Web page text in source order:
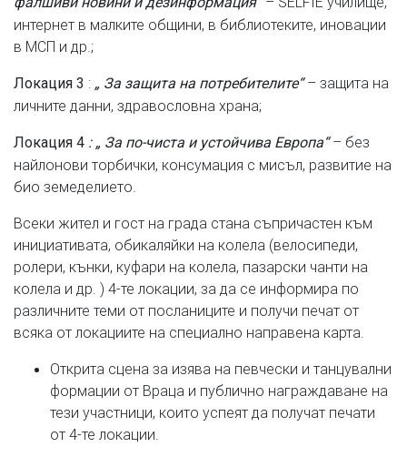
интернет в малките общини, в библиотеките, иновации
в МСП и др.;
Локация 3 : „ За защита на потребителите“– защита на
личните данни, здравословна храна;
Локация 4 : „ За по-чиста и устойчива Европа“– без
найлонови торбички, консумация с мисъл, развитие на
био земеделието.
Всеки жител и гост на града стана съпричастен към
инициативата, обикаляйки на колела (велосипеди,
ролери, кънки, куфари на колела, пазарски чанти на
колела и др. ) 4-те локации, за да се информира по
различните теми от посланиците и получи печат от
всяка от локациите на специално направена карта.
Открита сцена за изява на певчески и танцувални
формации от Враца и публично награждаване на
тези участници, които успеят да получат печати
от 4-те локации.